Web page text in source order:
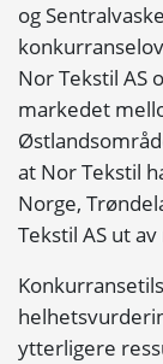
og
Nor Tekstil AS
markedet
at Nor Tekstil
Norge,
Tekstil AS ut
ytterligere